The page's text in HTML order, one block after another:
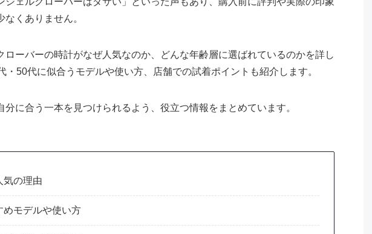
くありません。
ローバーの時計がなぜ人気なのか、どんな年齢層に選ばれているのかを詳し
・50代に似合うモデルや使い方、店舗での試着ポイントも紹介します。
に合う一本を見つけられるよう、役立つ情報をまとめています。
気の理由
めモデルや使い方